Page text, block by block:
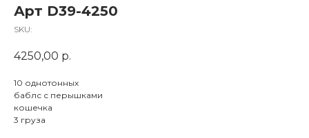
Арт D39-4250
SKU:
4250,00 р.
10 однотонных
баблс с перышками
кошечка
3 груза